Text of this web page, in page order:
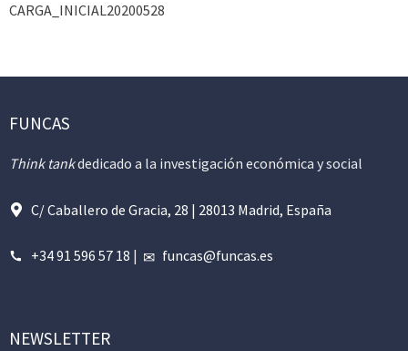
CARGA_INICIAL20200528
FUNCAS
Think tankdedicado a la investigación económica y social
C/ Caballero de Gracia, 28 | 28013 Madrid, España
+34 91 596 57 18 | funcas@funcas.es
NEWSLETTER